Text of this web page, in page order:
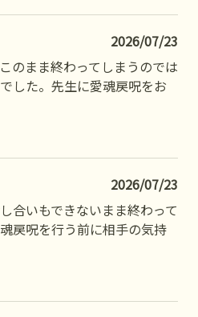
2026/07/23
のまま終わってしまうのでは
した。先生に愛魂戻呪をお
2026/07/23
合いもできないまま終わって
戻呪を行う前に相手の気持